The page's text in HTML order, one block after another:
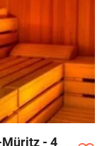
- 4